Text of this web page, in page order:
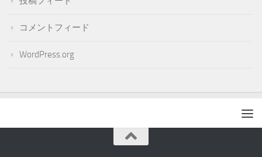
コメントフィード
WordPress.org